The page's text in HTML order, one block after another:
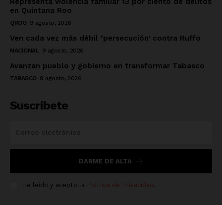
en Quintana Roo
QROO 9 agosto, 2026
Ven cada vez más débil ‘persecución’ contra Ruffo
NACIONAL 9 agosto, 2026
Avanzan pueblo y gobierno en transformar Tabasco
TABASCO 9 agosto, 2026
Suscríbete
DARME DE ALTA
He leído y acepto la Política de Privacidad